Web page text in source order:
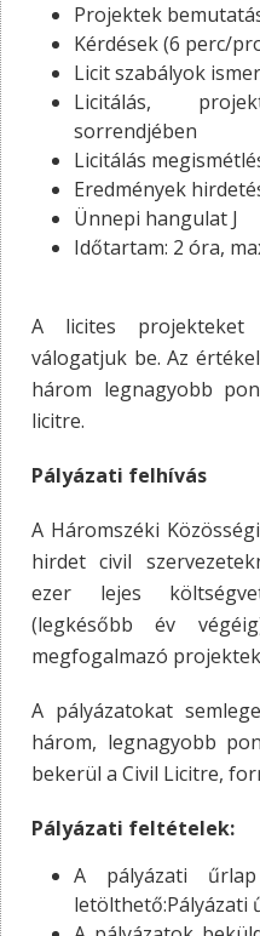
Projektek
Kérdések (6 perc/
Licit szabályok
Licitálás,
sorrendjében
Licitálás
Eredmények
Ünnepi hangulat J
Időtartam: 2 óra,
A licites projekteket
válogatjuk be. Az
három legnagyobb
licitre.
Pályázati felhívás
A Háromszéki
hirdet civil
ezer lejes
(legkésőbb év
megfogalmazó
A pályázatokat
három, legnagyobb
bekerül a Civil Licitre,
Pályázati feltételek:
A pályázati
letölthető:Pályázati